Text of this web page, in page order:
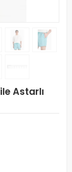
Astarlı